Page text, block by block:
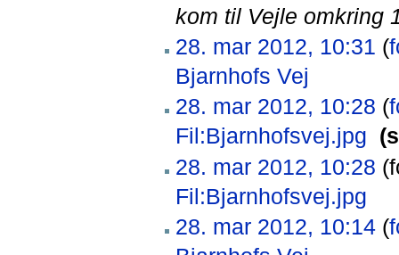
kom til Vejle omkring
28. mar 2012, 10:31 (
Bjarnhofs Vej
28. mar 2012, 10:28 (
Fil:Bjarnhofsvej.jpg
28. mar 2012, 10:28
Fil:Bjarnhofsvej.jpg
28. mar 2012, 10:14 (